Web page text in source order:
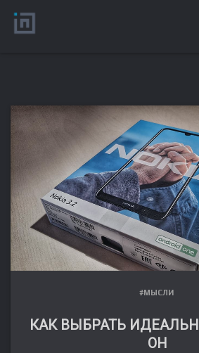
#МЫСЛИ
КАК ВЫБРАТЬ
ОН